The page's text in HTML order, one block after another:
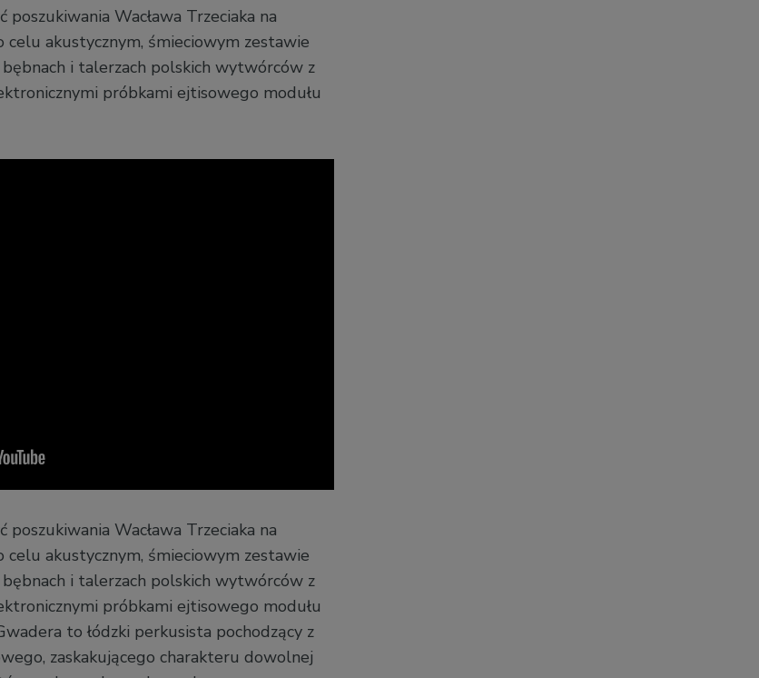
Wacława Trzeciaka na
celu akustycznym, śmieciowym zestawie
i talerzach polskich wytwórców z
próbkami ejtisowego modułu
Wacława Trzeciaka na
celu akustycznym, śmieciowym zestawie
i talerzach polskich wytwórców z
próbkami ejtisowego modułu
to łódzki perkusista pochodzący z
zaskakującego charakteru dowolnej